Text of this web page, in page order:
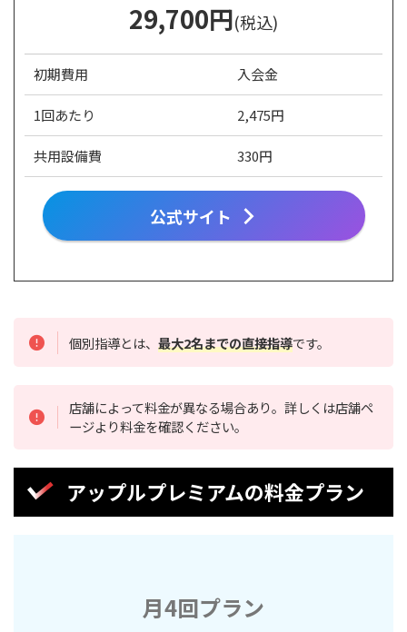
29,700円(税込)
初期費用 入会金
1回あたり 2,475円
共用設備費 330円
公式サイト
個別指導とは、最大2名までの直接指導です。
店舗によって料金が異なる場合あり。詳しくは店舗ペ
ージより料金を確認ください。
アップルプレミアムの料金プラン
月4回プラン